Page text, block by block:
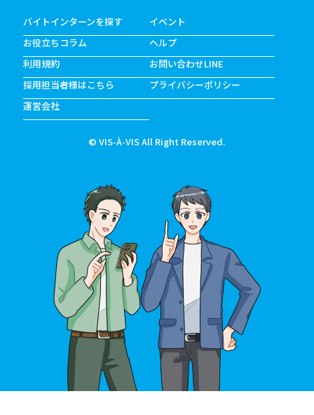
バイトインターンを探す
イベント
お役立ちコラム
ヘルプ
利用規約
お問い合わせLINE
採用担当者様はこちら
プライバシーポリシー
運営会社
© VIS-À-VIS All Right Reserved.